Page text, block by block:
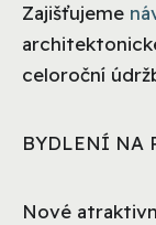
Zajišťujeme
celoroční
BYDLENÍ NA
Nové